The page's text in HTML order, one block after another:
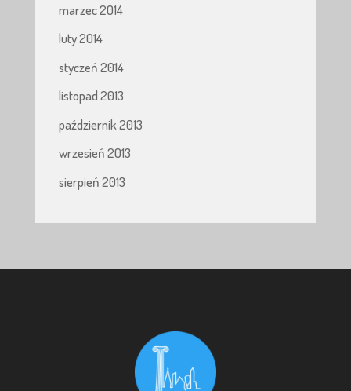
marzec 2014
luty 2014
styczeń 2014
listopad 2013
październik 2013
wrzesień 2013
sierpień 2013